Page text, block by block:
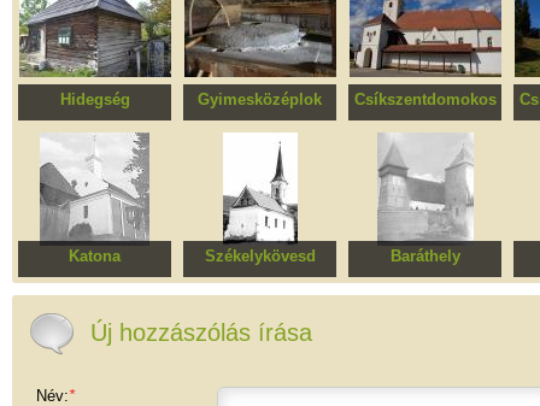
Hidegség
Csillag Péter
gazdasága
Gyimesközéplok
Vízimalom
Csíkszentdomokos
Római katolikus
templomegyüttes
Katona
Mindenszentek római
Székelykövesd
Református templom
Baráthely
Erődített evangélikus
Új hozzászólás írása
Név:*